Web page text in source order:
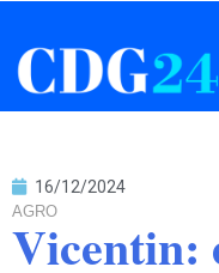
16/12/2024
AGRO
Vicentin: